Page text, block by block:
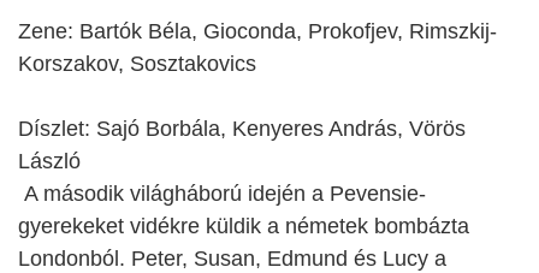
Zene: Bartók Béla, Gioconda, Prokofjev, Rimszkij-
Korszakov, Sosztakovics
Díszlet: Sajó Borbála, Kenyeres András, Vörös
László
A második világháború idején a Pevensie-
gyerekeket vidékre küldik a németek bombázta
Londonból. Peter, Susan, Edmund és Lucy a